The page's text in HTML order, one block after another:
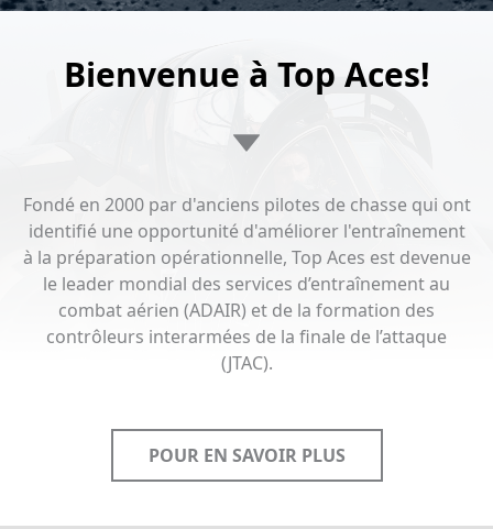
Bienvenue à Top Aces!
Fondé en 2000 par d'anciens pilotes de chasse qui ont
identifié une opportunité d'améliorer l'entraînement
à la préparation opérationnelle, Top Aces est devenue
le leader mondial des services d’entraînement au
combat aérien (ADAIR) et de la formation des
contrôleurs interarmées de la finale de l’attaque
(JTAC).
POUR EN SAVOIR PLUS